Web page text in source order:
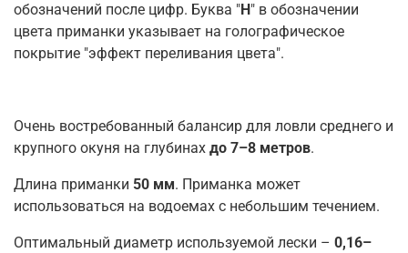
обозначений после цифр. Буква "H " в обозначении
цвета приманки указывает на голографическое
покрытие "эффект переливания цвета".
Очень востребованный балансир для ловли среднего и
крупного окуня на глубинах до 7–8 метров.
Длина приманки 50 мм. Приманка может
использоваться на водоемах с небольшим течением.
Оптимальный диаметр используемой лески – 0,16–